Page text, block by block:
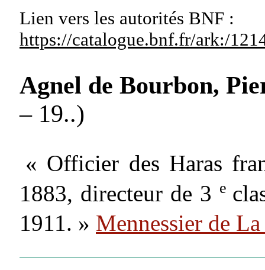
Lien vers les autorités BNF :
https://catalogue.bnf.fr/ark:/
Agnel de Bourbon,
– 19..)
« Officier des Haras
1883, directeur de 3 e
1911. » Mennessier de